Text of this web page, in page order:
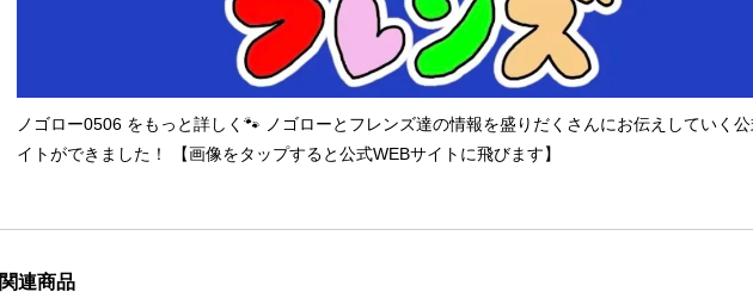
ノゴロー0506 をもっと詳しく🐾 ノゴローとフレンズ達の情報を盛りだくさんにお伝えしていく
イトができました！ 【画像をタップすると公式WEBサイトに飛びます】
関連商品